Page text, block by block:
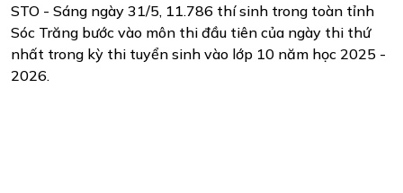
STO - Sáng ngày 31/5, 11.786 thí sinh trong toàn tỉnh
Sóc Trăng bước vào môn thi đầu tiên của ngày thi thứ
nhất trong kỳ thi tuyển sinh vào lớp 10 năm học 2025 -
2026.